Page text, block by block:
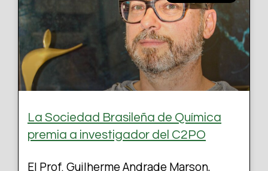
La Sociedad Brasileña de Química
premia a investigador del C2PO
El Prof. Guilherme Andrade Marson,